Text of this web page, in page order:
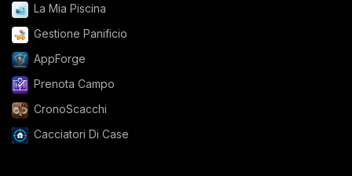
La Mia Piscina
Gestione Panificio
AppForge
Prenota Campo
CronoScacchi
Cacciatori Di Case